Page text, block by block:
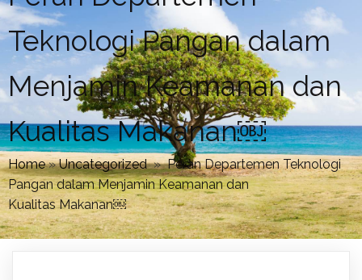
Teknologi Pangan dalam
Menjamin Keamanan dan
Kualitas Makanan￼
Home»Uncategorized » Peran Departemen Teknologi
Pangan dalam Menjamin Keamanan dan
Kualitas Makanan￼